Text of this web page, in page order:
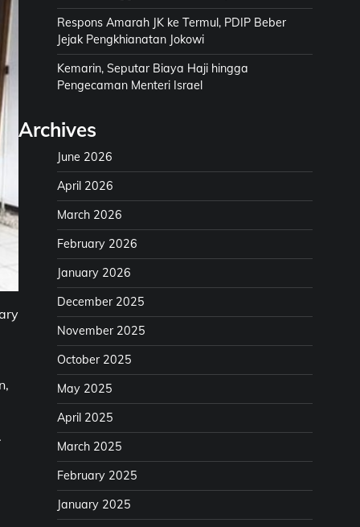
Respons Amarah JK ke Termul, PDIP Beber
Jejak Pengkhianatan Jokowi
Kemarin, Seputar Biaya Haji hingga
Pengecaman Menteri Israel
Archives
June 2026
April 2026
March 2026
February 2026
January 2026
December 2025
November 2025
October 2025
May 2025
April 2025
March 2025
February 2025
January 2025